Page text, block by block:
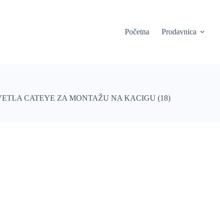
Početna Prodavnica
CATEYE ZA MONTAŽU NA KACIGU (18)